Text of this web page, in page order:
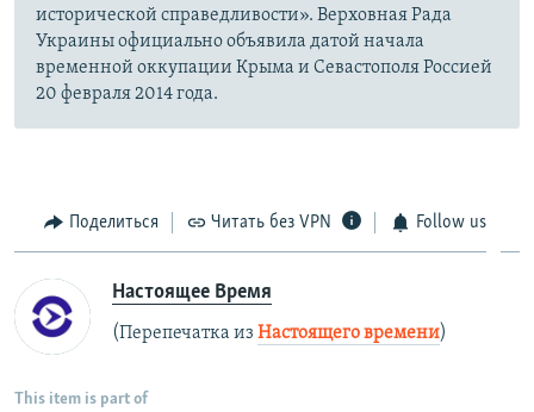
исторической справедливости». Верховная Рада
Украины официально объявила датой начала
временной оккупации Крыма и Севастополя Россией
20 февраля 2014 года.
Поделиться Читать без VPN Follow us
Настоящее Время
(Перепечатка из Настоящего времени)
This item is part of